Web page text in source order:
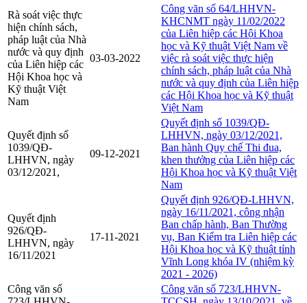
Rà soát việc thực
hiện chính sách,
pháp luật của Nhà
nước và quy định
của Liên hiệp các
Hội Khoa học và
Kỹ thuật Việt
Nam
03-03-2022
Công văn số 64/LHHVN-
KHCNMT ngày 11/02/2022
của Liên hiệp các Hội Khoa
học và Kỹ thuật Việt Nam về
việc rà soát việc thực hiện
chính sách, pháp luật của Nhà
nước và quy định của Liên hiệp
các Hội Khoa học và Kỹ thuật
Việt Nam
Quyết định số
1039/QĐ-
LHHVN, ngày
03/12/2021,
09-12-2021
Quyết định số 1039/QĐ-
LHHVN, ngày 03/12/2021,
Ban hành Quy chế Thi đua,
khen thưởng của Liên hiệp các
Hội Khoa học và Kỹ thuật Việt
Nam
Quyết định
926/QĐ-
LHHVN, ngày
16/11/2021
17-11-2021
Quyết định 926/QĐ-LHHVN,
ngày 16/11/2021, công nhận
Ban chấp hành, Ban Thường
vụ, Ban Kiểm tra Liên hiệp các
Hội Khoa học và Kỹ thuật tỉnh
Vĩnh Long khóa IV (nhiệm kỳ
2021 - 2026)
Công văn số
Công văn số 723/LHHVN-